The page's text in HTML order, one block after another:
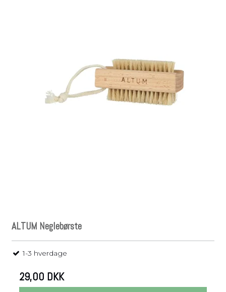
ALTUM Neglebørste
1-3 hverdage
29,00 DKK